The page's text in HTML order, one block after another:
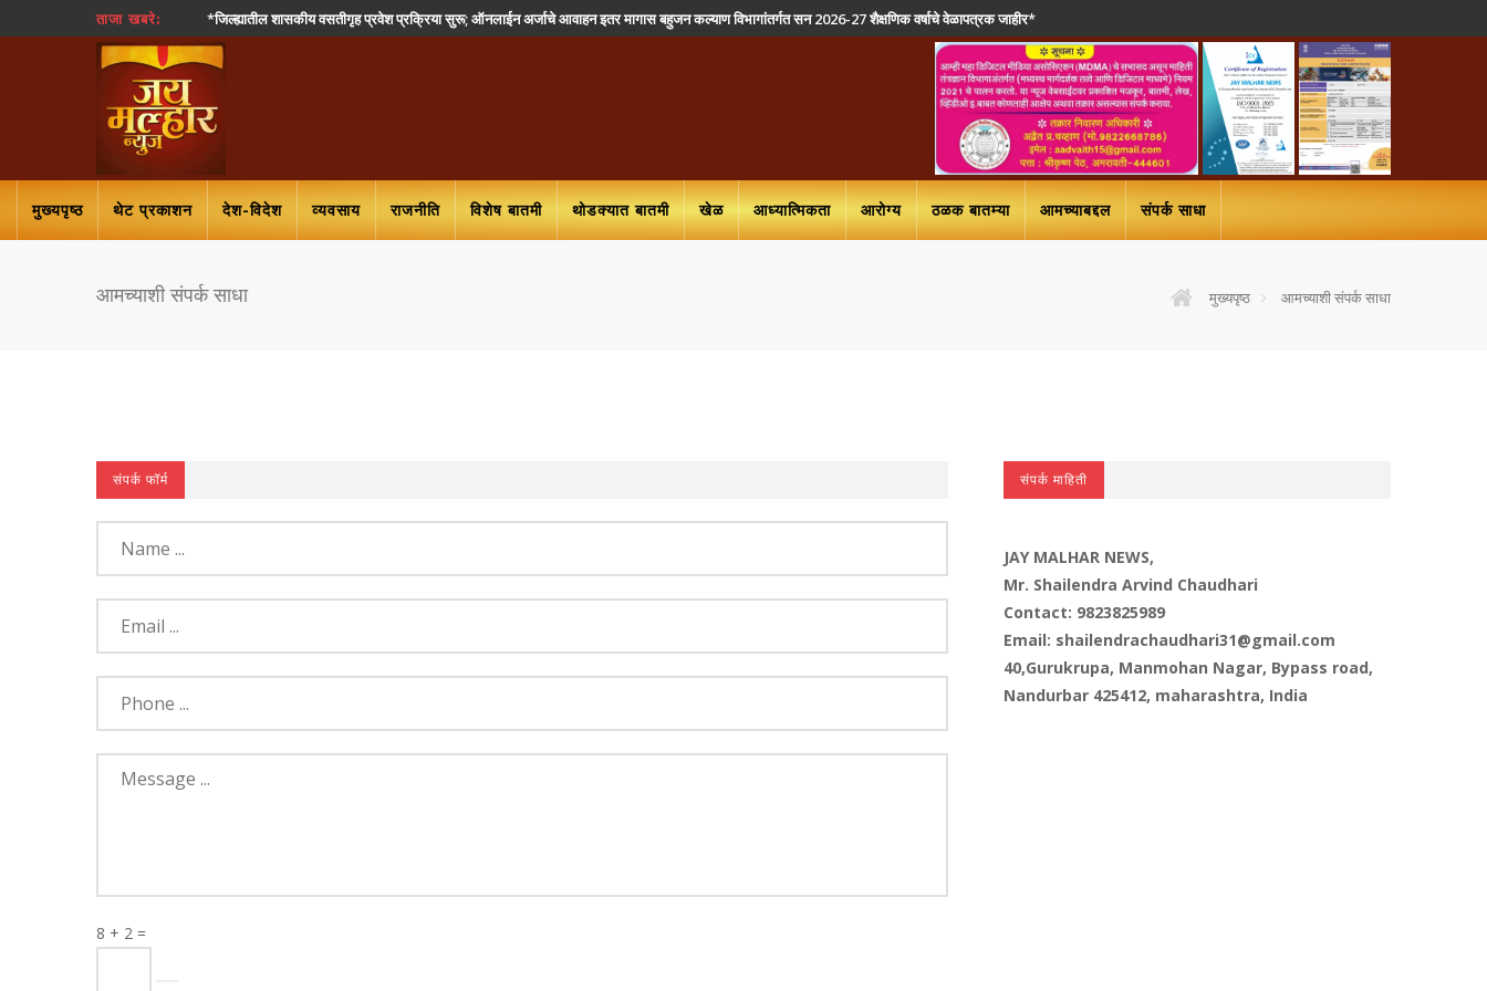
ताजा खबरे: *जिल्ह्यातील शासकीय वसतीगृह प्रवेश प्रक्रिया सुरू; ऑनलाईन अर्जाचे आवाहन इतर मागास बहुजन कल्याण विभागांतर्गत सन 2026-27 शैक्षणिक वर्षाचे वेळापत्रक जाहीर*
मुख्यपृष्ठ थेट प्रकाशन देश-विदेश व्यवसाय राजनीति विशेष बातमी थोडक्यात बातमी खेळ आध्यात्मिकता आरोग्य ठळक बातम्या आमच्याबद्दल संपर्क साधा
आमच्याशी संपर्क साधा मुख्यपृष्ठ आमच्याशी संपर्क साधा
संपर्क फॉर्म
8 + 2 =
संपर्क माहिती
JAY MALHAR NEWS,
Mr. Shailendra Arvind Chaudhari
Contact: 9823825989
Email: shailendrachaudhari31@gmail.com
40,Gurukrupa, Manmohan Nagar, Bypass road,
Nandurbar 425412, maharashtra, India